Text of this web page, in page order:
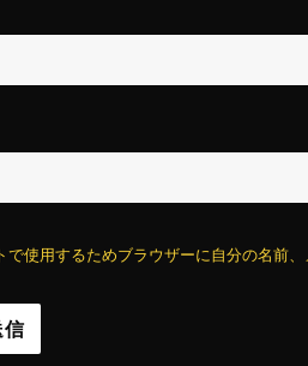
で使用するためブラウザーに自分の名前、